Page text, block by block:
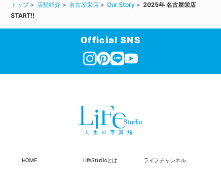
トップ 店舗紹介 名古屋栄店 Our Story
2025年 名古屋栄店
START‼
Official SNS
HOME LifeStudioとは ライフチャンネル